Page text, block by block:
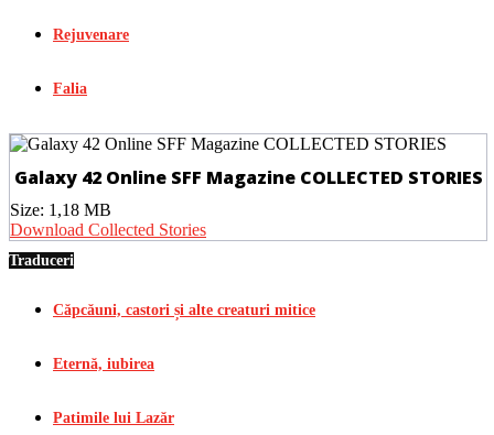
Rejuvenare
Falia
Galaxy 42 Online SFF Magazine COLLECTED STORIES
Size: 1,18 MB
Download Collected Stories
Traduceri
Căpcăuni, castori și alte creaturi mitice
Eternă, iubirea
Patimile lui Lazăr